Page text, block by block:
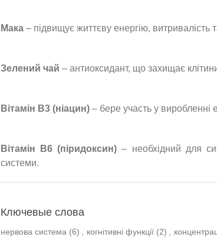
Мака – підвищує життєву енергію, витривалість
Зелений чай – антиоксидант, що захищає
Вітамін B3 (ніацин) – бере участь у виробленні
Вітамін B6 (піридоксин) – необхідний для
системи.
Ключевые слова
нервова система (6) когнітивні функції (2)